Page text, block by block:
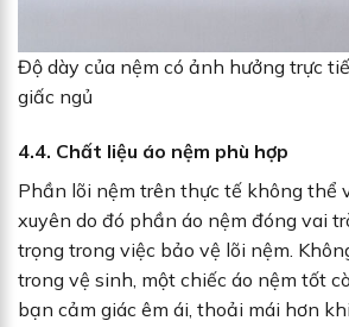
Độ dày của nệm có ảnh hưởng trực
giấc ngủ
4.4. Chất liệu áo nệm phù hợp
Phần lõi nệm trên thực tế không thể
xuyên do đó phần áo nệm đóng vai
trọng trong việc bảo vệ lõi nệm.
trong vệ sinh, một chiếc áo nệm tốt
bạn cảm giác êm ái, thoải mái hơn